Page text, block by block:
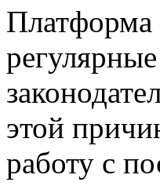
Платформа
этой
работу с